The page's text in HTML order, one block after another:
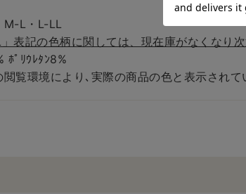
L・L-LL
表記の色柄に関しては、現在庫がなくなり
ﾎﾟﾘｳﾚﾀﾝ8%
覧環境により､実際の商品の色と表示され